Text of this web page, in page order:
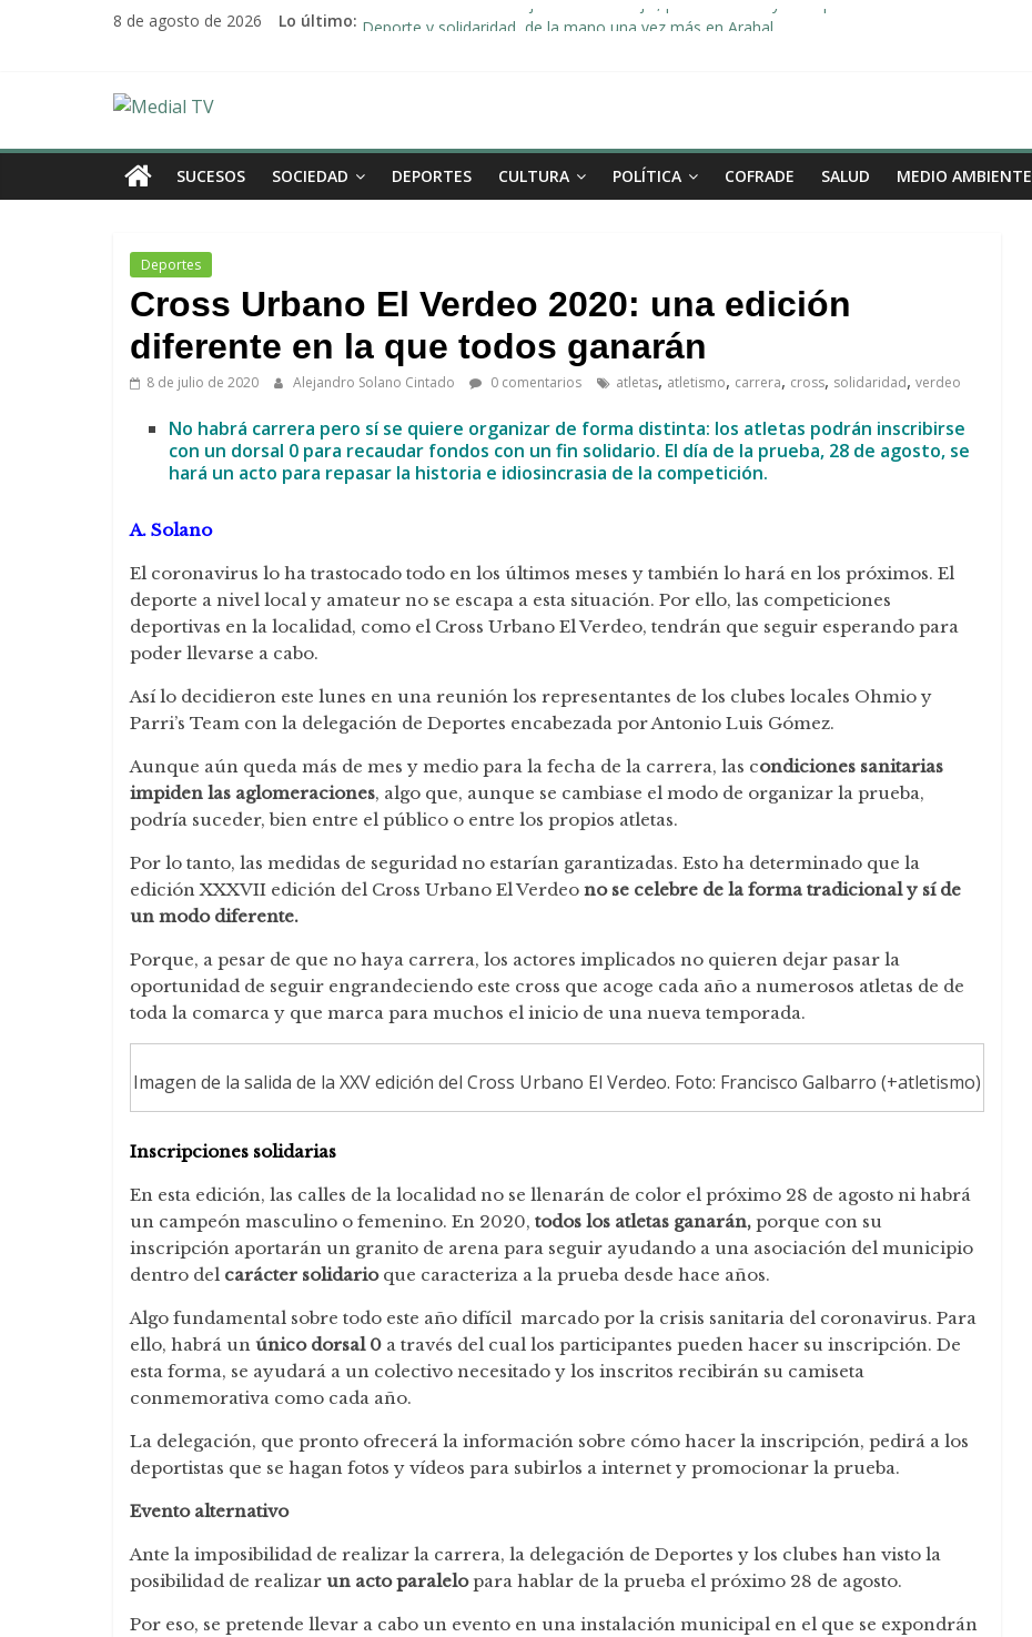
8 de agosto de 2026 Lo último: Alberto Sanromán: «Dejo de ser concejal, pero no me voy de la política de Arahal»
Medial
TV
diario
digital
televisión
de
Arahal
SUCESOS SOCIEDAD DEPORTES CULTURA POLÍTICA COFRADE SALUD MEDIO AMBIENTE
Deportes
Cross Urbano El Verdeo 2020: una edición
diferente en la que todos ganarán
8 de julio de 2020 Alejandro Solano Cintado 0 comentarios atletas, atletismo, carrera, cross, solidaridad, verdeo
No habrá carrera pero sí se quiere organizar de forma distinta: los atletas podrán inscribirse
con un dorsal 0 para recaudar fondos con un fin solidario. El día de la prueba, 28 de agosto, se
hará un acto para repasar la historia e idiosincrasia de la competición.
A. Solano
El coronavirus lo ha trastocado todo en los últimos meses y también lo hará en los próximos. El
deporte a nivel local y amateur no se escapa a esta situación. Por ello, las competiciones
deportivas en la localidad, como el Cross Urbano El Verdeo, tendrán que seguir esperando para
poder llevarse a cabo.
Así lo decidieron este lunes en una reunión los representantes de los clubes locales Ohmio y
Parri’s Team con la delegación de Deportes encabezada por Antonio Luis Gómez.
Aunque aún queda más de mes y medio para la fecha de la carrera, las condiciones sanitarias
impiden las aglomeraciones, algo que, aunque se cambiase el modo de organizar la prueba,
podría suceder, bien entre el público o entre los propios atletas.
Por lo tanto, las medidas de seguridad no estarían garantizadas. Esto ha determinado que la
edición XXXVII edición del Cross Urbano El Verdeo no se celebre de la forma tradicional y sí de
un modo diferente.
Porque, a pesar de que no haya carrera, los actores implicados no quieren dejar pasar la
oportunidad de seguir engrandeciendo este cross que acoge cada año a numerosos atletas de de
toda la comarca y que marca para muchos el inicio de una nueva temporada.
Imagen de la salida de la XXV edición del Cross Urbano El Verdeo. Foto: Francisco Galbarro (+atletismo)
Inscripciones solidarias
En esta edición, las calles de la localidad no se llenarán de color el próximo 28 de agosto ni habrá
un campeón masculino o femenino. En 2020, todos los atletas ganarán, porque con su
inscripción aportarán un granito de arena para seguir ayudando a una asociación del municipio
dentro del carácter solidarioque caracteriza a la prueba desde hace años.
Algo fundamental sobre todo este año difícil marcado por la crisis sanitaria del coronavirus. Para
ello, habrá un único dorsal 0 a través del cual los participantes pueden hacer su inscripción. De
esta forma, se ayudará a un colectivo necesitado y los inscritos recibirán su camiseta
conmemorativa como cada año.
La delegación, que pronto ofrecerá la información sobre cómo hacer la inscripción, pedirá a los
deportistas que se hagan fotos y vídeos para subirlos a internet y promocionar la prueba.
Evento alternativo
Ante la imposibilidad de realizar la carrera, la delegación de Deportes y los clubes han visto la
posibilidad de realizar un acto paralelopara hablar de la prueba el próximo 28 de agosto.
Por eso, se pretende llevar a cabo un evento en una instalación municipal en el que se expondrán